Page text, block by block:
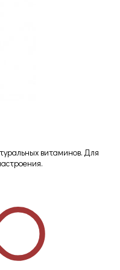
витаминов. Для